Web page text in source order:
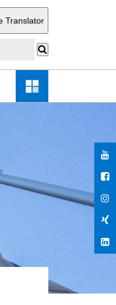
Translator
Schnellzugriff-
Menü